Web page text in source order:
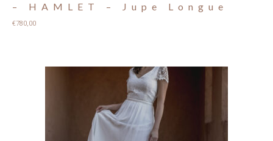
– HAMLET – Jupe Longue
€780,00